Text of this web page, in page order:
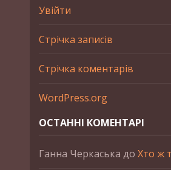
Увійти
Стрічка записів
Стрічка коментарів
WordPress.org
ОСТАННІ КОМЕНТАРІ
Ганна Черкаська до Хто ж